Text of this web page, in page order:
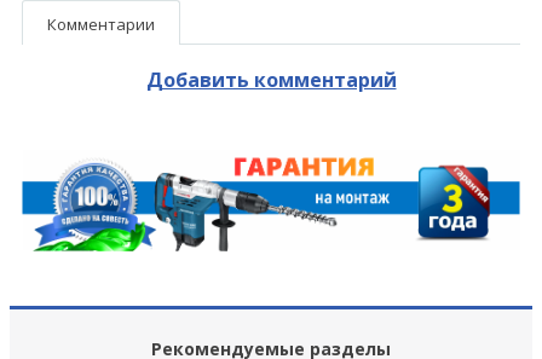
Комментарии
Добавить комментарий
Рекомендуемые разделы